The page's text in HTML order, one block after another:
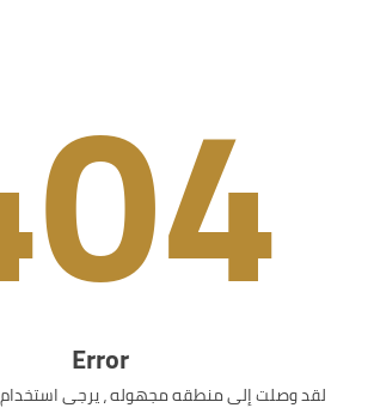
Error
لقد وصلت إلى منطقه مجهوله ، يرجى استخدام